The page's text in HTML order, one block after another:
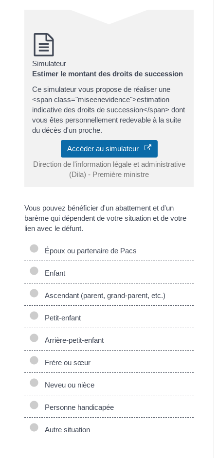
Simulateur
Estimer le montant des droits de succession
Ce simulateur vous propose de réaliser une
<span class="miseenevidence">estimation
indicative des droits de succession</span> dont
vous êtes personnellement redevable à la suite
du décès d'un proche.
Accéder au simulateur
Direction de l'information légale et administrative
(Dila) - Première ministre
Vous pouvez bénéficier d'un abattement et d'un
barème qui dépendent de votre situation et de votre
lien avec le défunt.
Époux ou partenaire de Pacs
Enfant
Ascendant (parent, grand-parent, etc.)
Petit-enfant
Arrière-petit-enfant
Frère ou sœur
Neveu ou nièce
Personne handicapée
Autre situation